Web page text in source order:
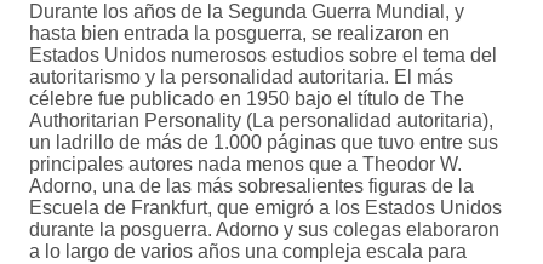
Durante los años de la Segunda Guerra Mundial, y
hasta bien entrada la posguerra, se realizaron en
Estados Unidos numerosos estudios sobre el tema del
autoritarismo y la personalidad autoritaria. El más
célebre fue publicado en 1950 bajo el título de The
Authoritarian Personality (La personalidad autoritaria),
un ladrillo de más de 1.000 páginas que tuvo entre sus
principales autores nada menos que a Theodor W.
Adorno, una de las más sobresalientes figuras de la
Escuela de Frankfurt, que emigró a los Estados Unidos
durante la posguerra. Adorno y sus colegas elaboraron
a lo largo de varios años una compleja escala para